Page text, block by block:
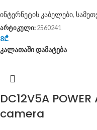
ინტერნეტის კაბელები,
არტიკული: 2560241
8₾
კალათაში დამატება
DC12V5A
camera